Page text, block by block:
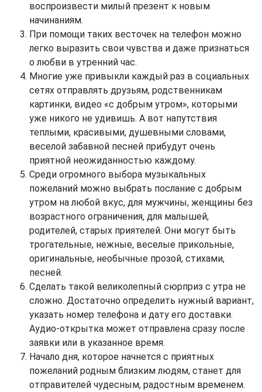
воспроизвести милый презент к новым
начинаниям.
При помощи таких весточек на телефон можно
легко выразить свои чувства и даже признаться
о любви в утренний час.
Многие уже привыкли каждый раз в социальных
сетях отправлять друзьям, родственникам
картинки, видео «с добрым утром», которыми
уже никого не удивишь. А вот напутствия
теплыми, красивыми, душевными словами,
веселой забавной песней прибудут очень
приятной неожиданностью каждому.
Среди огромного выбора музыкальных
пожеланий можно выбрать послание с добрым
утром на любой вкус, для мужчины, женщины без
возрастного ограничения, для малышей,
родителей, старых приятелей. Они могут быть
трогательные, нежные, веселые прикольные,
оригинальные, необычные прозой, стихами,
песней.
Сделать такой великолепный сюрприз с утра не
сложно. Достаточно определить нужный вариант,
указать номер телефона и дату его доставки.
Аудио-открытка может отправлена сразу после
заявки или в указанное время.
Начало дня, которое начнется с приятных
пожеланий родным близким людям, станет для
отправителей чудесным, радостным временем.